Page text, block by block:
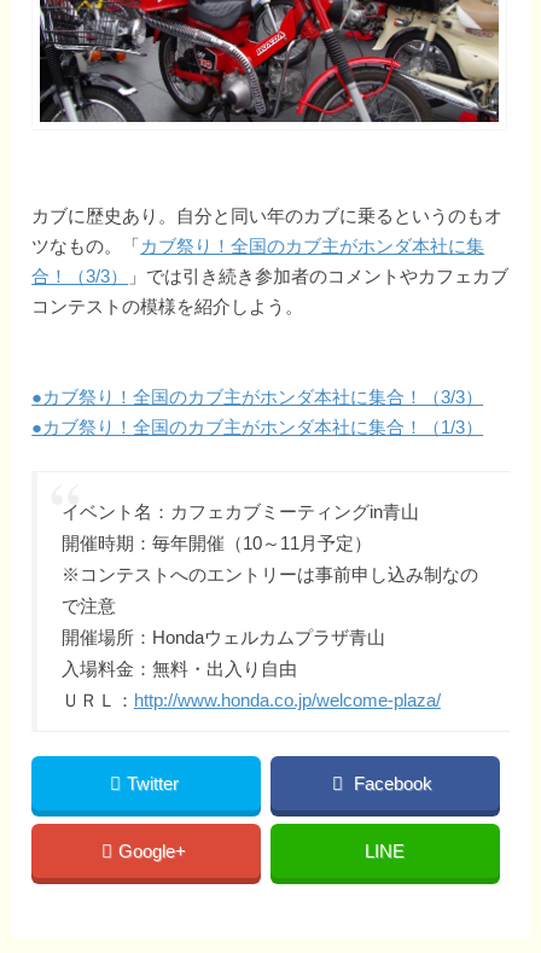
カブに歴史あり。自分と同い年のカブに乗るというのもオ
ツなもの。「カブ祭り！全国のカブ主がホンダ本社に集
合！（3/3）
」では引き続き参加者のコメントやカフェカブ
コンテストの模様を紹介しよう。
●カブ祭り！全国のカブ主がホンダ本社に集合！（3/3）
●カブ祭り！全国のカブ主がホンダ本社に集合！（1/3）
イベント名：カフェカブミーティングin青山
開催時期：毎年開催（10～11月予定）
※コンテストへのエントリーは事前申し込み制なの
で注意
開催場所：Hondaウェルカムプラザ青山
入場料金：無料・出入り自由
ＵＲＬ： http://www.honda.co.jp/welcome-plaza/
Twitter Facebook
Google+ LINE